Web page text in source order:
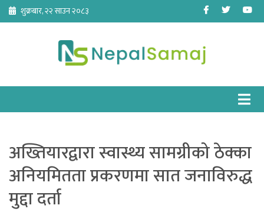
Skip
content
शुक्रबार, २२ साउन २०८३ Facebook
Twitter
अख्तियारद्वारा स्वास्थ्य सामग्रीको ठेक्का
अनियमितता प्रकरणमा सात जनाविरुद्ध
मुद्दा दर्ता